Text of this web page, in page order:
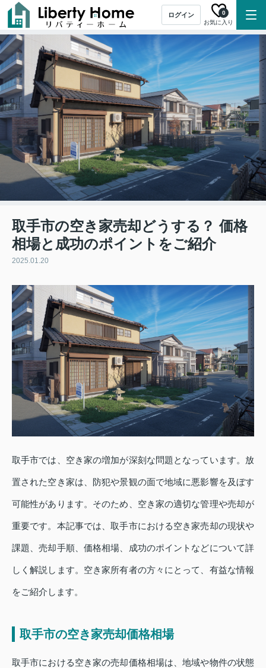
ログイン
お気に入り
0
取手市の空き家売却どうする？ 価格
相場と成功のポイントをご紹介
2025.01.20
取手市では、空き家の増加が深刻な問題となっています。放
置された空き家は、防犯や景観の面で地域に悪影響を及ぼす
可能性があります。そのため、空き家の適切な管理や売却が
重要です。本記事では、取手市における空き家売却の現状や
課題、売却手順、価格相場、成功のポイントなどについて詳
しく解説します。空き家所有者の方々にとって、有益な情報
をご紹介します。
取手市の空き家売却価格相場
取手市における空き家の売却価格相場は、地域や物件の状態